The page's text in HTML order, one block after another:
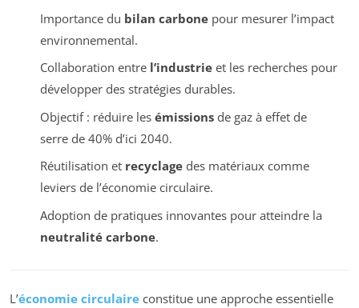
Importance du bilan carbonepour mesurer l’impact
environnemental.
Collaboration entre l’industrieet les recherches pour
développer des stratégies durables.
Objectif : réduire les émissionsde gaz à effet de
serre de 40% d’ici 2040.
Réutilisation et recyclagedes matériaux comme
leviers de l’économie circulaire.
Adoption de pratiques innovantes pour atteindre la
neutralité carbone.
L’économie circulaire constitue une approche essentielle